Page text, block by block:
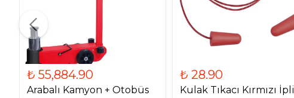
₺ 55,884.90
Arabalı Kamyon + Otobüs
₺ 28.90
Kulak Tıkacı Kırmızı İpli